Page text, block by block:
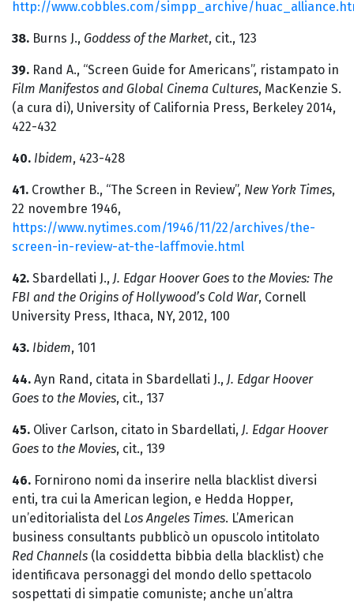
http://www.cobbles.com/simpp_archive/
38. Burns J., Goddess of the Market, cit., 123
39. Rand A., “Screen Guide for Americans”, ristampato in
Film Manifestos and Global Cinema Cultures, MacKenzie S.
(a cura di), University of California Press, Berkeley 2014,
422-432
40. Ibidem, 423-428
41. Crowther B., “The Screen in Review”, New York Times,
22 novembre 1946,
https://www.nytimes.com/1946/11/22/archives/the-
screen-in-review-at-the-laffmovie.html
42. Sbardellati J., J. Edgar Hoover Goes to the Movies: The
FBI and the Origins of Hollywood’s Cold War, Cornell
University Press, Ithaca, NY, 2012, 100
43. Ibidem, 101
44. Ayn Rand, citata in Sbardellati J., J. Edgar Hoover
Goes to the Movies, cit., 137
45. Oliver Carlson, citato in Sbardellati, J. Edgar Hoover
Goes to the Movies, cit., 139
46. Fornirono nomi da inserire nella blacklist diversi
enti, tra cui la American legion, e Hedda Hopper,
un’editorialista del Los Angeles Times. L’American
business consultants pubblicò un opuscolo intitolato
Red Channels (la cosiddetta bibbia della blacklist) che
identificava personaggi del mondo dello spettacolo
sospettati di simpatie comuniste; anche un’altra